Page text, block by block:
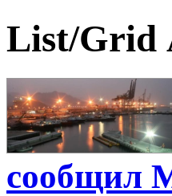
List/Grid
сообщил